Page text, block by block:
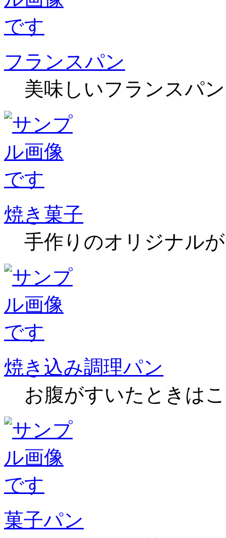
フランスパン
美味しいフランスパ
焼き菓子
手作りのオリジナル
焼き込み調理パン
お腹がすいたときは
菓子パン